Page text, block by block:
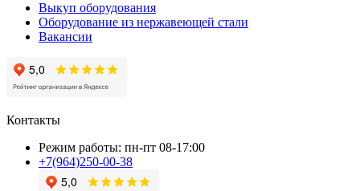
Выкуп оборудования
Оборудование из нержавеющей стали
Вакансии
Контакты
Режим работы: пн-пт 08-17:00
+7(964)250-00-38